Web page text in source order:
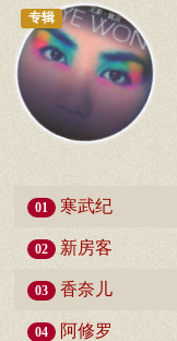
专辑
01 寒武纪
02 新房客
03 香奈儿
04 阿修罗